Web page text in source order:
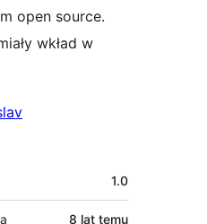
open source.
wkład w
1.0
8 lat temu